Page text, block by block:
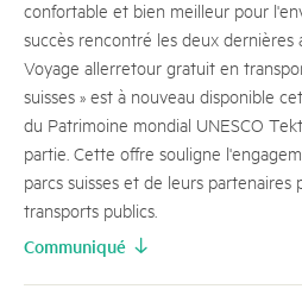
confortable et bien meilleur pour
succès rencontré les deux dernières
Voyage allerretour gratuit en
suisses » est à nouveau disponible
du Patrimoine mondial UNESCO
partie. Cette offre souligne
parcs suisses et de leurs partenaires
transports publics.
Communiqué